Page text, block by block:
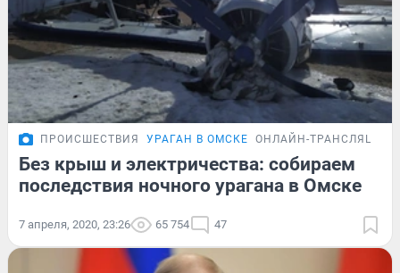
ПРОИСШЕСТВИЯ УРАГАН В ОМСКЕ ОНЛАЙН-ТРАНСЛЯЦИЯ
Без крыш и электричества: собираем
последствия ночного урагана в Омске
7 апреля, 2020, 23:26 65 754 47